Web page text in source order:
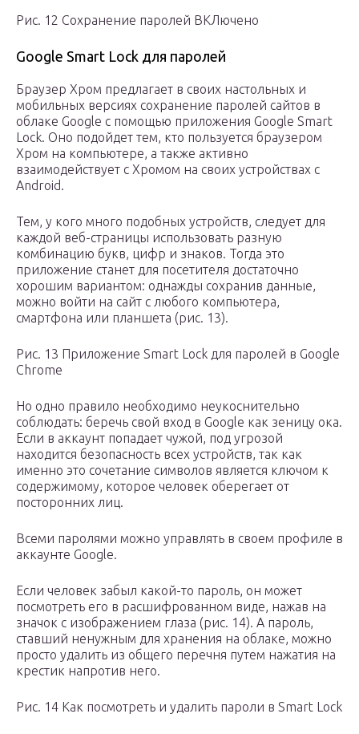
Рис. 12 Сохранение паролей ВКЛючено
Google Smart Lock для паролей
Браузер Хром предлагает в своих настольных и
мобильных версиях сохранение паролей сайтов в
облаке Google с помощью приложения Google Smart
Lock. Оно подойдет тем, кто пользуется браузером
Хром на компьютере, а также активно
взаимодействует с Хромом на своих устройствах с
Android.
Тем, у кого много подобных устройств, следует для
каждой веб-страницы использовать разную
комбинацию букв, цифр и знаков. Тогда это
приложение станет для посетителя достаточно
хорошим вариантом: однажды сохранив данные,
можно войти на сайт с любого компьютера,
смартфона или планшета (рис. 13).
Рис. 13 Приложение Smart Lock для паролей в Google
Chrome
Но одно правило необходимо неукоснительно
соблюдать: беречь свой вход в Google как зеницу ока.
Если в аккаунт попадает чужой, под угрозой
находится безопасность всех устройств, так как
именно это сочетание символов является ключом к
содержимому, которое человек оберегает от
посторонних лиц.
Всеми паролями можно управлять в своем профиле в
аккаунте Google.
Если человек забыл какой-то пароль, он может
посмотреть его в расшифрованном виде, нажав на
значок с изображением глаза (рис. 14). А пароль,
ставший ненужным для хранения на облаке, можно
просто удалить из общего перечня путем нажатия на
крестик напротив него.
Рис. 14 Как посмотреть и удалить пароли в Smart Lock